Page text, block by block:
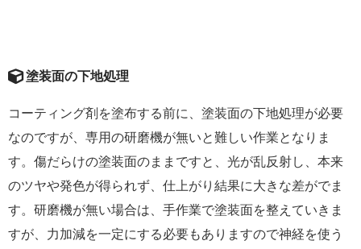
塗装面の下地処理
コーティング剤を塗布する前に、塗装面の下地処理が必要
なのですが、専用の研磨機が無いと難しい作業となりま
す。傷だらけの塗装面のままですと、光が乱反射し、本来
のツヤや発色が得られず、仕上がり結果に大きな差がでま
す。研磨機が無い場合は、手作業で塗装面を整えていきま
すが、力加減を一定にする必要もありますので神経を使う